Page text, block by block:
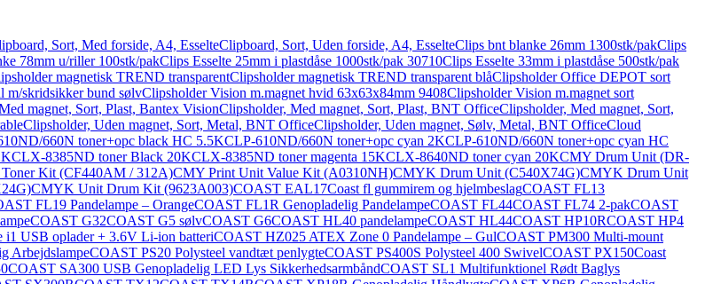
Sort, Med forside, A4, EsselteClipboard, Sort, Uden forside, A4, EsselteClips bnt blanke 26mm 1300stk/pakClips
78mm u/riller 100stk/pakClips Esselte 25mm i plastdåse 1000stk/pak 30710Clips Esselte 33mm i plastdåse 500stk/pak
magnetisk TREND transparentClipsholder magnetisk TREND transparent blåClipsholder Office DEPOT sort
m/skridsikker bund sølvClipsholder Vision m.magnet hvid 63x63x84mm 9408Clipsholder Vision m.magnet sort
magnet, Sort, Plast, Bantex VisionClipsholder, Med magnet, Sort, Plast, BNT OfficeClipsholder, Med magnet, Sort,
Clipsholder, Uden magnet, Sort, Metal, BNT OfficeClipsholder, Uden magnet, Sølv, Metal, BNT OfficeCloud
660N toner+opc black HC 5.5KCLP-610ND/660N toner+opc cyan 2KCLP-610ND/660N toner+opc cyan HC
CLX-8385ND toner Black 20KCLX-8385ND toner magenta 15KCLX-8640ND toner cyan 20KCMY Drum Unit (DR-
Kit (CF440AM / 312A)CMY Print Unit Value Kit (A0310NH)CMYK Drum Unit (C540X74G)CMYK Drum Unit
CMYK Unit Drum Kit (9623A003)COAST EAL17Coast fl gummirem og hjelmbeslagCOAST FL13
FL19 Pandelampe – OrangeCOAST FL1R Genopladelig PandelampeCOAST FL44COAST FL74 2-pakCOAST
COAST G32COAST G5 sølvCOAST G6COAST HL40 pandelampeCOAST HL44COAST HP10RCOAST HP4
USB oplader + 3.6V Li-ion batteriCOAST HZ025 ATEX Zone 0 Pandelampe – GulCOAST PM300 Multi-mount
ArbejdslampeCOAST PS20 Polysteel vandtæt penlygteCOAST PS400S Polysteel 400 SwivelCOAST PX150Coast
COAST SA300 USB Genopladelig LED Lys SikkerhedsarmbåndCOAST SL1 Multifunktionel Rødt Baglys